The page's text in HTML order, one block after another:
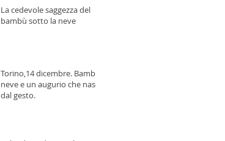
La cedevole saggezza del
bambù sotto la neve
Torino,14 dicembre. Bambù,
neve e un augurio che nasce
dal gesto.